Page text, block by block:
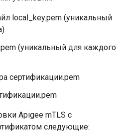
local_key.pem (уникальный
(уникальный для каждого
сертификации.pem
Apigee mTLS с
следующие: